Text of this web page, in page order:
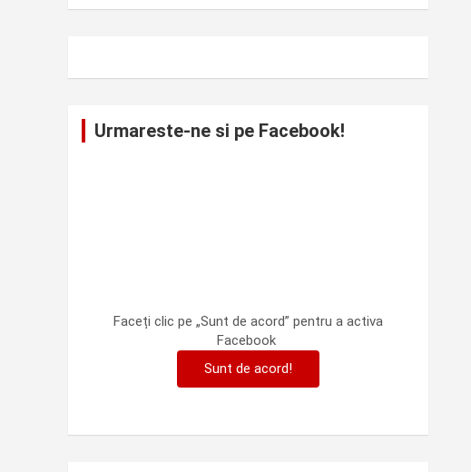
Urmareste-ne si pe Facebook!
Faceți clic pe „Sunt de acord” pentru a activa
Facebook
Sunt de acord!